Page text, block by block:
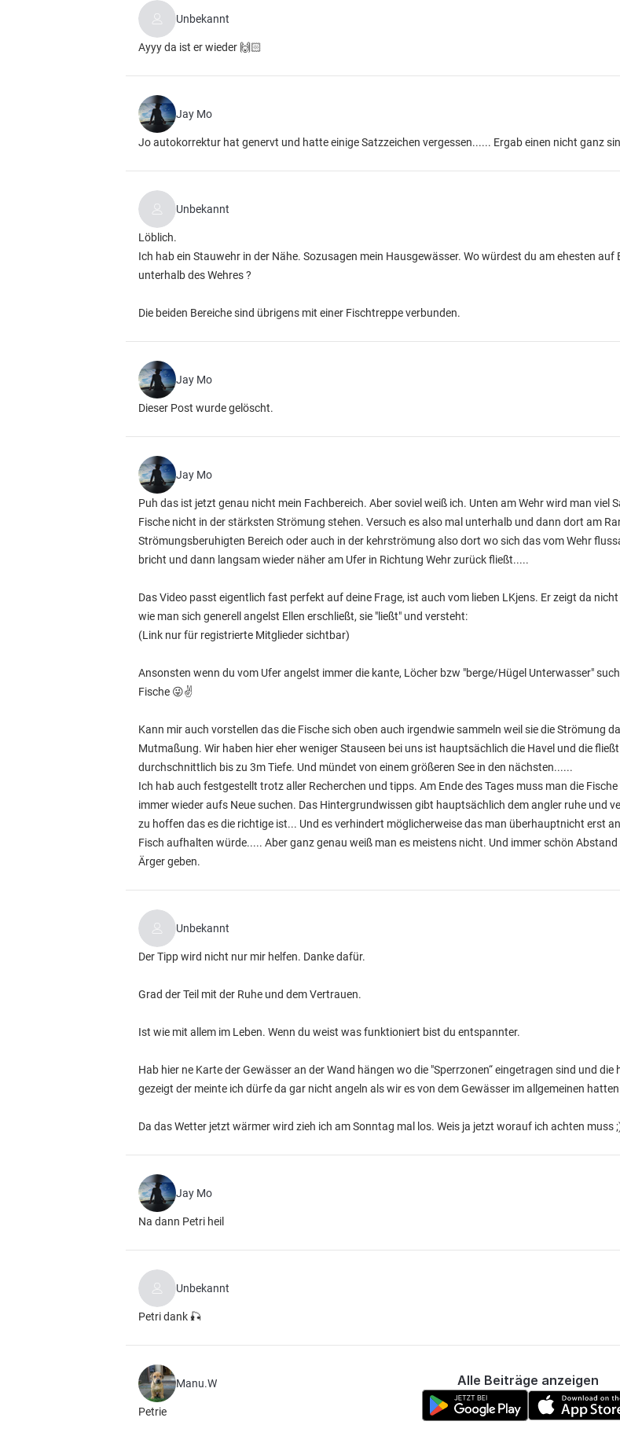
Unbekannt
Ayyy da ist er wieder 🙌🏻
Jay Mo
Jo autokorrektur hat genervt und hatte einige Satzzeichen vergessen...... Ergab einen nicht ganz
Unbekannt
Löblich.
Ich hab ein Stauwehr in der Nähe. Sozusagen mein Hausgewässer. Wo würdest du am ehesten auf
unterhalb des Wehres ?
Die beiden Bereiche sind übrigens mit einer Fischtreppe verbunden.
Jay Mo
Dieser Post wurde gelöscht.
Jay Mo
Puh das ist jetzt genau nicht mein Fachbereich. Aber soviel weiß ich. Unten am Wehr wird man viel
Fische nicht in der stärksten Strömung stehen. Versuch es also mal unterhalb und dann dort am
Strömungsberuhigten Bereich oder auch in der kehrströmung also dort wo sich das vom Wehr
bricht und dann langsam wieder näher am Ufer in Richtung Wehr zurück fließt.....
Das Video passt eigentlich fast perfekt auf deine Frage, ist auch vom lieben LKjens. Er zeigt da
wie man sich generell angelst Ellen erschließt, sie "ließt" und versteht:
(Link nur für registrierte Mitglieder sichtbar)
Ansonsten wenn du vom Ufer angelst immer die kante, Löcher bzw "berge/Hügel Unterwasser"
Fische 😜✌️
Kann mir auch vorstellen das die Fische sich oben auch irgendwie sammeln weil sie die Strömung
Mutmaßung. Wir haben hier eher weniger Stauseen bei uns ist hauptsächlich die Havel und die
durchschnittlich bis zu 3m Tiefe. Und mündet von einem größeren See in den nächsten......
Ich hab auch festgestellt trotz aller Recherchen und tipps. Am Ende des Tages muss man die
immer wieder aufs Neue suchen. Das Hintergrundwissen gibt hauptsächlich dem angler ruhe und
zu hoffen das es die richtige ist... Und es verhindert möglicherweise das man überhauptnicht erst
Fisch aufhalten würde..... Aber ganz genau weiß man es meistens nicht. Und immer schön
Ärger geben.
Unbekannt
Der Tipp wird nicht nur mir helfen. Danke dafür.
Grad der Teil mit der Ruhe und dem Vertrauen.
Ist wie mit allem im Leben. Wenn du weist was funktioniert bist du entspannter.
Hab hier ne Karte der Gewässer an der Wand hängen wo die "Sperrzonen“ eingetragen sind und
gezeigt der meinte ich dürfe da gar nicht angeln als wir es von dem Gewässer im allgemeinen
Da das Wetter jetzt wärmer wird zieh ich am Sonntag mal los. Weis ja jetzt worauf ich achten muss
Jay Mo
Na dann Petri heil
Unbekannt
Petri dank 🎣
Manu.W
Petrie
Alle Beiträge anzeigen